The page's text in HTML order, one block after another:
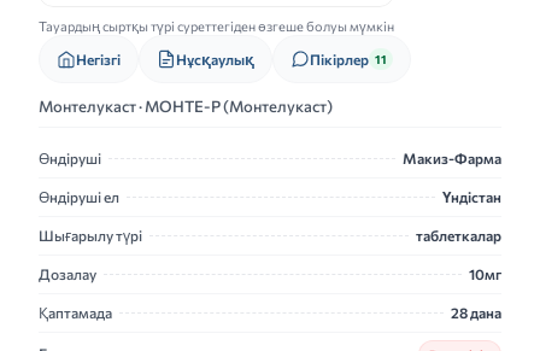
Тауардың сыртқы түрі суреттегіден өзгеше болуы мүмкін
Негізгі Нұсқаулық Пікірлер 11
Монтелукаст · МОНТЕ-Р (Монтелукаст)
Өндіруші Макиз-Фарма
Өндіруші ел Үндістан
Шығарылу түрі таблеткалар
Дозалау 10мг
Қаптамада 28 дана